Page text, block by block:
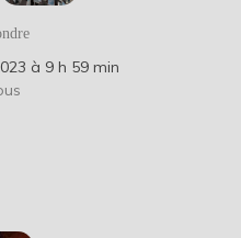
à 9 h 59 min